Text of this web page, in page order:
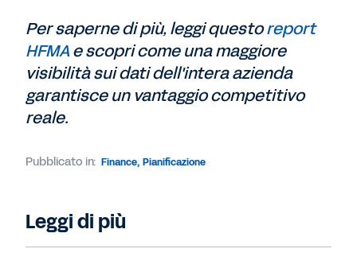
Per saperne di più, leggi questoreport
HFMAe scopri come una maggiore
visibilità sui dati dell'intera azienda
garantisce un vantaggio competitivo
reale.
Pubblicato in: Finance, Pianificazione
Leggi di più